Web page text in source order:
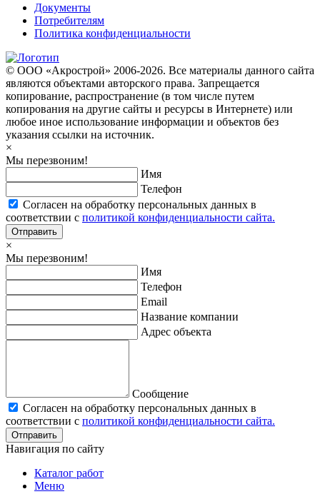
Документы
Потребителям
Политика конфиденциальности
© ООО «Акрострой» 2006-2026. Все материалы данного сайта
являются объектами авторского права. Запрещается
копирование, распространение (в том числе путем
копирования на другие сайты и ресурсы в Интернете) или
любое иное использование информации и объектов без
указания ссылки на источник.
×
Мы перезвоним!
Имя
Телефон
Согласен на обработку персональных данных в
соответствии с политикой конфиденциальности сайта.
Отправить
×
Мы перезвоним!
Имя
Телефон
Email
Название компании
Адрес объекта
Сообщение
Согласен на обработку персональных данных в
соответствии с политикой конфиденциальности сайта.
Отправить
Навигация по сайту
Каталог работ
Меню